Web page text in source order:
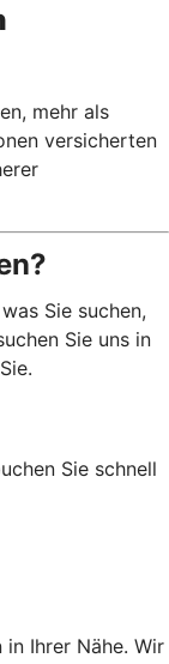
mehr als
versicherten
Sie suchen,
Sie uns in
Sie schnell
in Ihrer Nähe. Wir